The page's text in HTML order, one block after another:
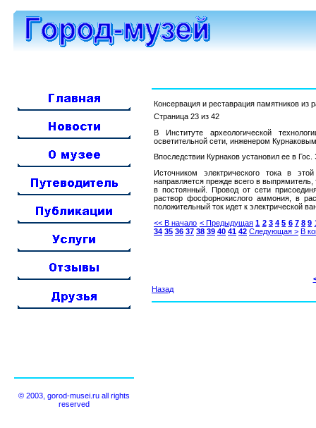
© 2003, gorod-musei.ru all rights
reserved
Консервация и реставрация памятников
Страница 23 из 42
В Институте археологической
осветительной сети, инженером
Впоследствии Курнаков установил ее в
Источником электрического тока в
направляется прежде всего в
в постоянный. Провод от сети
раствор фосфорнокислого аммония, в
положительный ток идет к электрической
<< В начало < Предыдущая 1 2 3 4 5 6 7 8 9
34 35 36 37 38 39 40 41 42 Следующая > В
Назад